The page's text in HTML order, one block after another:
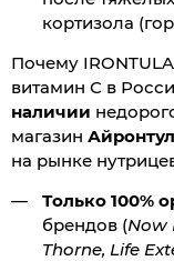
кортизола
Почему
витамин С в
наличии
магазин
на рынке
Только 100%
брендов (Now
Thorne, Life